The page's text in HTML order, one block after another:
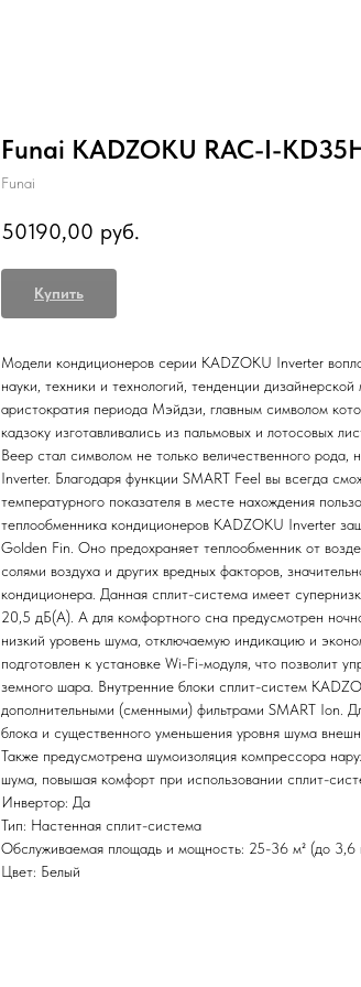
Funai KADZOKU RAC-I-
Funai
50190,00 руб.
Купить
Модели кондиционеров серии KADZOKU Inverter
науки, техники и технологий, тенденции
аристократия периода Мэйдзи, главным символом
кадзоку изготавливались из пальмовых и лотосовых
Веер стал символом не только величественного
Inverter. Благодаря функции SMART Feel вы всегда
температурного показателя в месте нахождения
теплообменника кондиционеров KADZOKU Inverter
Golden Fin. Оно предохраняет теплообменник от
солями воздуха и других вредных факторов,
кондиционера. Данная сплит-система имеет
20,5 дБ(А). А для комфортного сна предусмотрен
низкий уровень шума, отключаемую индикацию и
подготовлен к установке Wi-Fi-модуля, что позволит
земного шара. Внутренние блоки сплит-систем
дополнительными (сменными) фильтрами SMART Ion.
блока и существенного уменьшения уровня шума
Также предусмотрена шумоизоляция компрессора
шума, повышая комфорт при использовании сплит-
Инвертор: Да
Тип: Настенная сплит-система
Обслуживаемая площадь и мощность: 25-36 м² (до 3,6
Цвет: Белый